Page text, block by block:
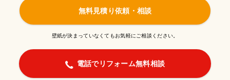
無料見積り依頼・相談
壁紙が決まっていなくてもお気軽にご相談ください。
電話でリフォーム無料相談